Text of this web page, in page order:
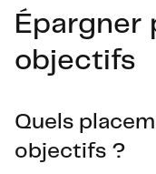
Épargner
objectifs
Quels
objectifs ?